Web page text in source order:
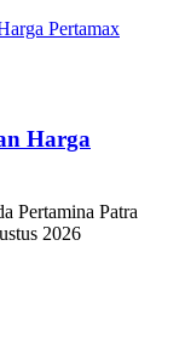
Harga
Pertamina Patra
2026